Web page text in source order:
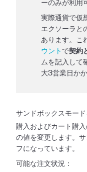
ーのみが利用
実際通貨で仮
エクソーラと
あります。こ
ウント で契約
ムを記入して
大3営業日か
サンドボックスモー
購入およびカート購
の値を変更します。
フになっています。
可能な注文状況：